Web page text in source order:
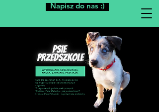
Napisz do nas :)